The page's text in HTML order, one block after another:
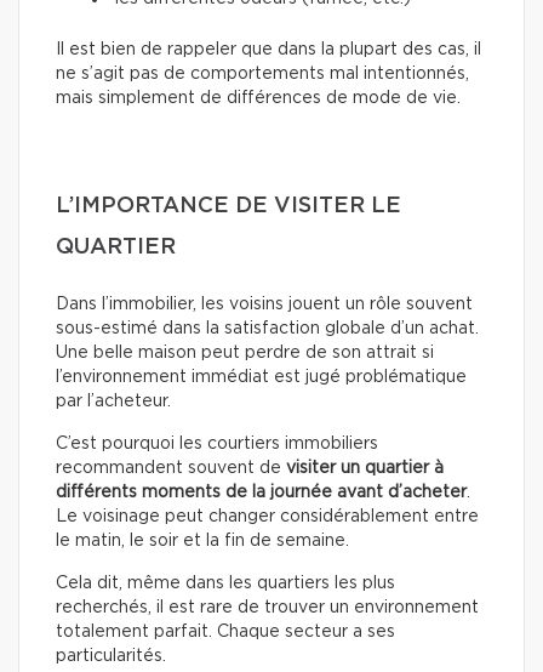
Il est bien de rappeler que dans la plupart des cas, il
ne s’agit pas de comportements mal intentionnés,
mais simplement de différences de mode de vie.
L’IMPORTANCE DE VISITER LE
QUARTIER
Dans l’immobilier, les voisins jouent un rôle souvent
sous-estimé dans la satisfaction globale d’un achat.
Une belle maison peut perdre de son attrait si
l’environnement immédiat est jugé problématique
par l’acheteur.
C’est pourquoi les courtiers immobiliers
recommandent souvent de visiter un quartier à
différents moments de la journée avant d’acheter.
Le voisinage peut changer considérablement entre
le matin, le soir et la fin de semaine.
Cela dit, même dans les quartiers les plus
recherchés, il est rare de trouver un environnement
totalement parfait. Chaque secteur a ses
particularités.